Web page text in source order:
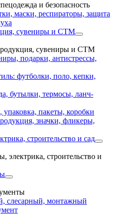
и безопасность
маски, респираторы, защита
сувениры и СТМ
сувениры и СТМ
подарки, антистрессы,
футболки, поло, кепки,
бутылки, термосы, ланч-
пакеты, коробки
значки, фликеры,
строительство и сад
электрика, строительство и
слесарный, монтажный